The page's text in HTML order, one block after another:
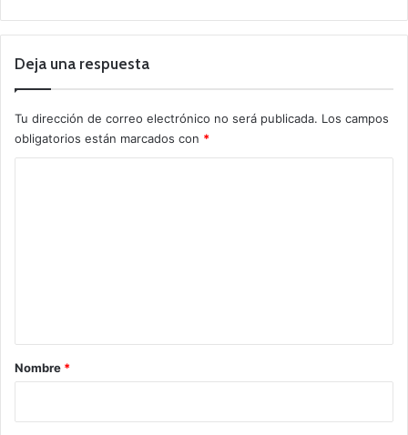
Deja una respuesta
Tu dirección de correo electrónico no será publicada. Los campos
obligatorios están marcados con *
rNombre *